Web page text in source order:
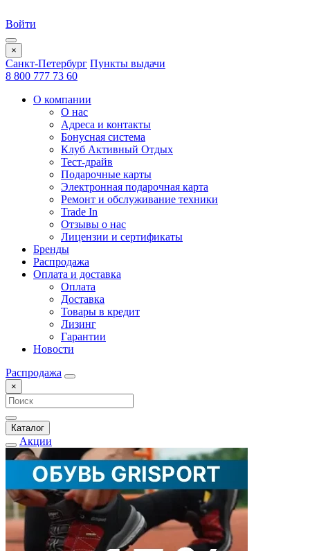
Войти
×
Санкт-Петербург Пункты выдачи
8 800 777 73 60
О компании
О нас
Адреса и контакты
Бонусная система
Клуб Активный Отдых
Тест-драйв
Подарочные карты
Электронная подарочная карта
Ремонт и обслуживание техники
Trade In
Отзывы о нас
Лицензии и сертификаты
Бренды
Распродажа
Оплата и доставка
Оплата
Доставка
Товары в кредит
Лизинг
Гарантии
Новости
Распродажа
×
Каталог
Акции